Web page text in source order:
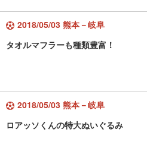
2018/05/03 熊本－岐阜
タオルマフラーも種類豊富！
2018/05/03 熊本－岐阜
ロアッソくんの特大ぬいぐるみ